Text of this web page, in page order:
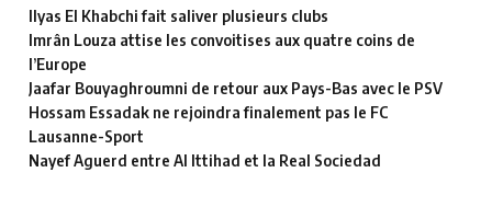
Ilyas El Khabchi fait saliver plusieurs clubs
Imrân Louza attise les convoitises aux quatre coins de
l’Europe
Jaafar Bouyaghroumni de retour aux Pays-Bas avec le PSV
Hossam Essadak ne rejoindra finalement pas le FC
Lausanne-Sport
Nayef Aguerd entre Al Ittihad et la Real Sociedad